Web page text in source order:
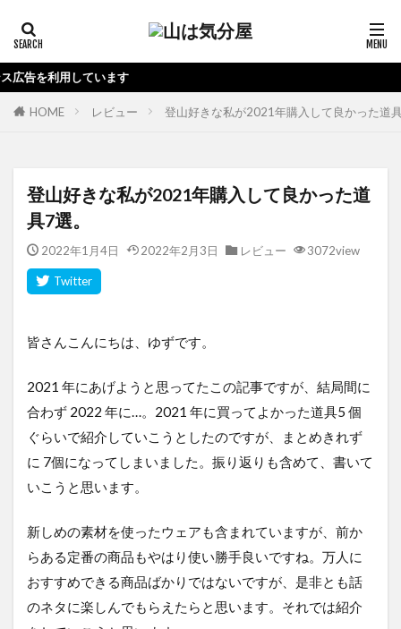
HOME レビュー 登山好きな私が2021年購入して良かった道
登山好きな私が2021年購入して良かった道
具7選。
2022年1月4日 2022年2月3日 レビュー 3072view
皆さんこんにちは、ゆずです。
2021 年にあげようと思ってたこの記事ですが、結局間に
合わず 2022 年に…。2021 年に買ってよかった道具5 個
ぐらいで紹介していこうとしたのですが、まとめきれず
に 7個になってしまいました。振り返りも含めて、書いて
いこうと思います。
新しめの素材を使ったウェアも含まれていますが、前か
らある定番の商品もやはり使い勝手良いですね。万人に
おすすめできる商品ばかりではないですが、是非とも話
のネタに楽しんでもらえたらと思います。それでは紹介